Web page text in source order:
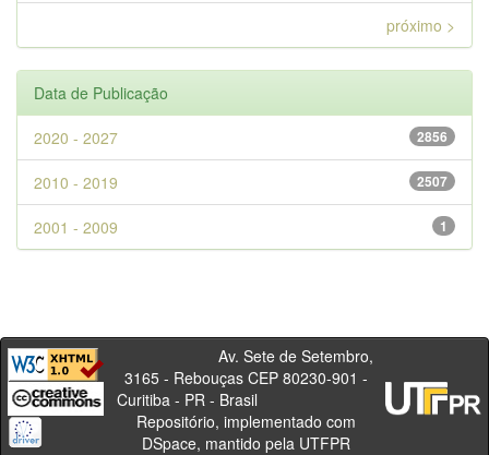
próximo >
Data de Publicação
2856
2020 - 2027
2507
2010 - 2019
1
2001 - 2009
Av. Sete de Setembro,
3165 - Rebouças CEP 80230-901 -
Curitiba - PR - Brasil
Repositório, implementado com
DSpace, mantido pela UTFPR